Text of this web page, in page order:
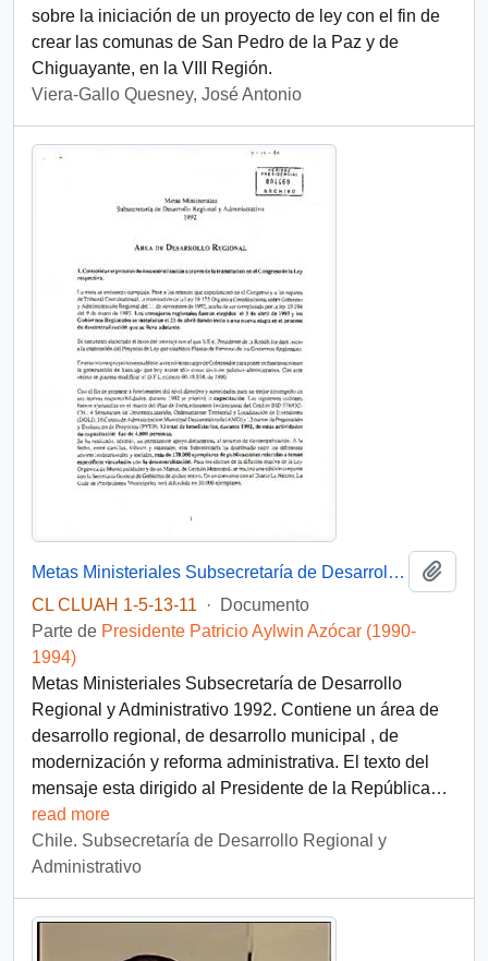
sobre la iniciación de un proyecto de ley con el fin de
crear las comunas de San Pedro de la Paz y de
Chiguayante, en la VIII Región.
Viera-Gallo Quesney, José Antonio
Metas Ministeriales Subsecretaría de Desarrollo Regional y Administrativo 1992
CL CLUAH 1-5-13-11
·
Documento
Parte de Presidente Patricio Aylwin Azócar (1990-
1994)
Metas Ministeriales Subsecretaría de Desarrollo
Regional y Administrativo 1992. Contiene un área de
desarrollo regional, de desarrollo municipal , de
modernización y reforma administrativa. El texto del
mensaje esta dirigido al Presidente de la República…
read more
Chile. Subsecretaría de Desarrollo Regional y
Administrativo